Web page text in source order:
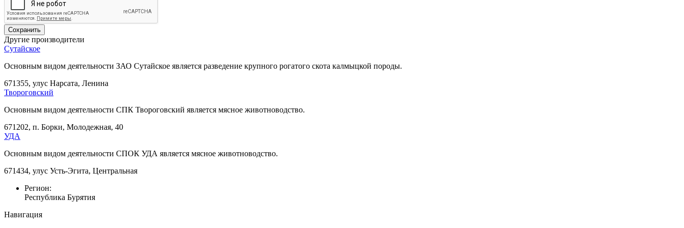
Другие производители
Сутайское
Основным видом деятельности ЗАО Сутайское является разведение крупного рогатого скота калмыцкой породы.
671355, улус Нарсата, Ленина
Твороговский
Основным видом деятельности СПК Твороговский является мясное животноводство.
671202, п. Борки, Молодежная, 40
УДА
Основным видом деятельности СПОК УДА является мясное животноводство.
671434, улус Усть-Эгита, Центральная
Регион:
Республика Бурятия
Навигация